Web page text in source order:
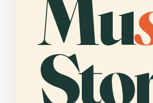
Mu